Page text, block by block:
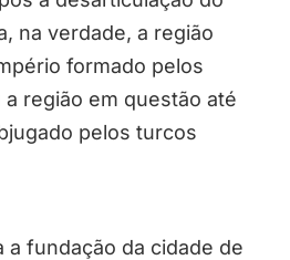
na verdade, a região
formado pelos
região em questão até
pelos turcos
a fundação da cidade de